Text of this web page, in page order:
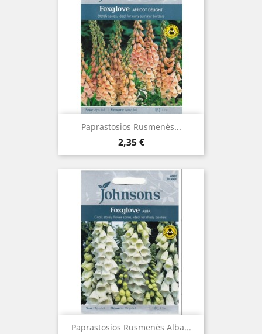
Paprastosios Rusmenės...
Kaina
2,35 €
Paprastosios Rusmenės Alba...